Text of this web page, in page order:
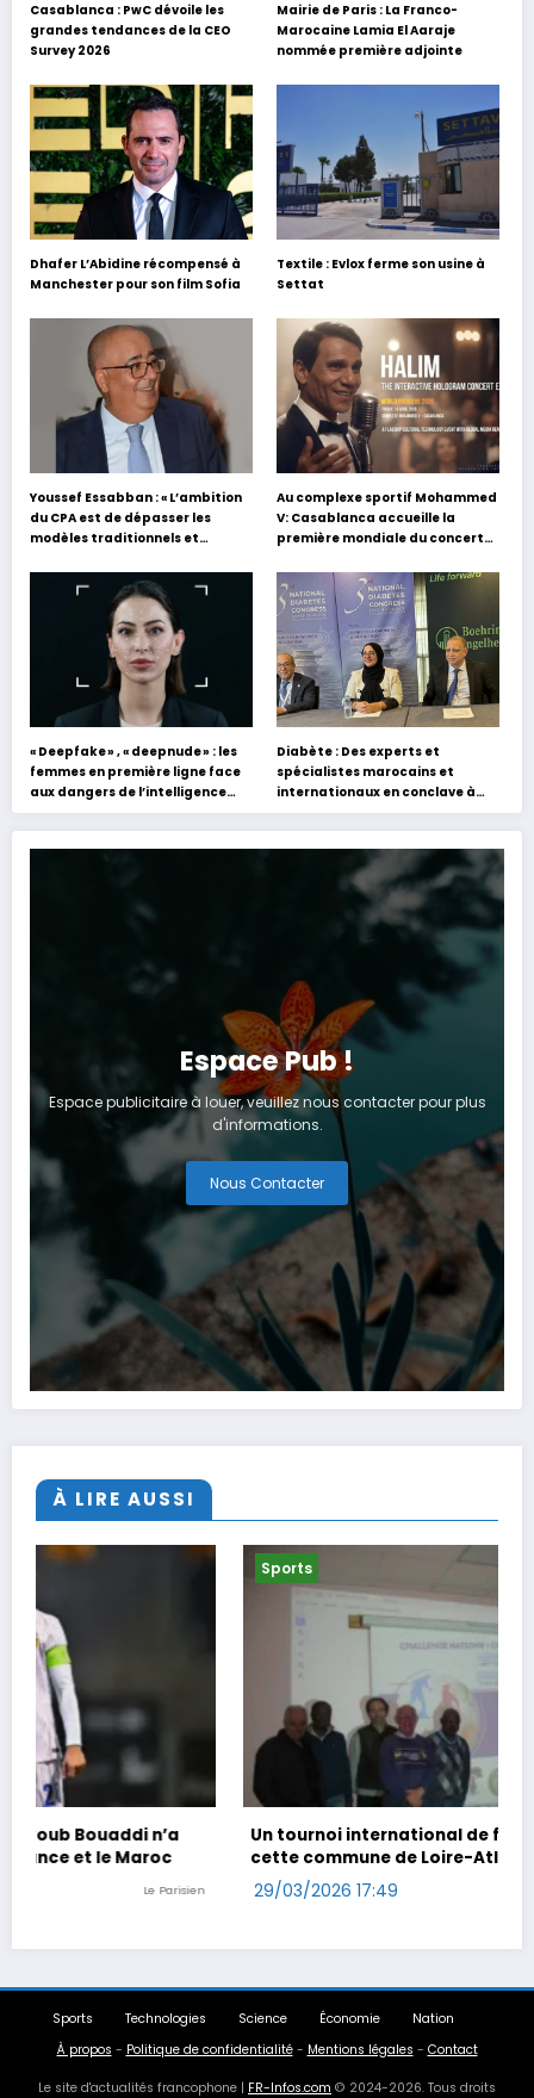
Casablanca : PwC dévoile les
grandes tendances de la CEO
Survey 2026
Mairie de Paris : La Franco-
Marocaine Lamia El Aaraje
nommée première adjointe
Dhafer L’Abidine récompensé à
Manchester pour son film Sofia
Textile : Evlox ferme son usine à
Settat
Youssef Essabban : « L’ambition
du CPA est de dépasser les
modèles traditionnels et
s’appuyant sur le partage des
expériences »
Au complexe sportif Mohammed
V: Casablanca accueille la
première mondiale du concert
Hafez
« Deepfake » , « deepnude » : les
femmes en première ligne face
aux dangers de l’intelligence
artificielle
Diabète : Des experts et
spécialistes marocains et
internationaux en conclave à
Tanger
Espace Pub !
Espace publicitaire à louer, veuillez nous contacter pour plus
d'informations.
Nous Contacter
À LIRE AUSSI
Un tournoi international de foot en marchant dans
cette commune de Loire-Atlantique
29/03/2026 17:49
Sports Technologies Science Économie
Nation
À propos - Politique de confidentialité- Mentions légales - Contact
Le site d'actualités francophone | FR-Infos.com © 2024-2026. Tous droits